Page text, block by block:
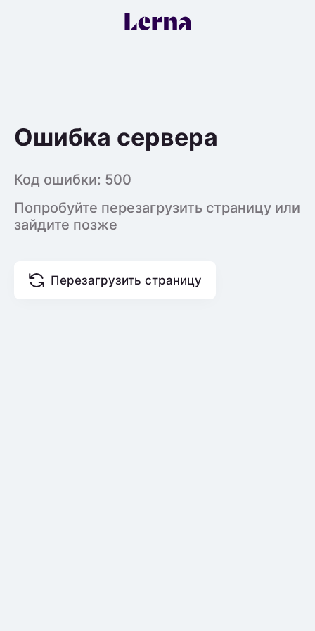
Ошибка сервера
Код ошибки: 500
Попробуйте перезагрузить страницу или
зайдите позже
Перезагрузить страницу